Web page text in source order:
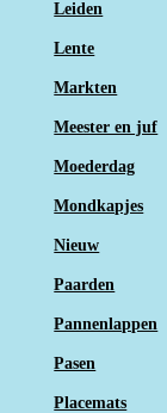
Leiden
Lente
Markten
Meester en juf
Moederdag
Mondkapjes
Nieuw
Paarden
Pannenlappen
Pasen
Placemats